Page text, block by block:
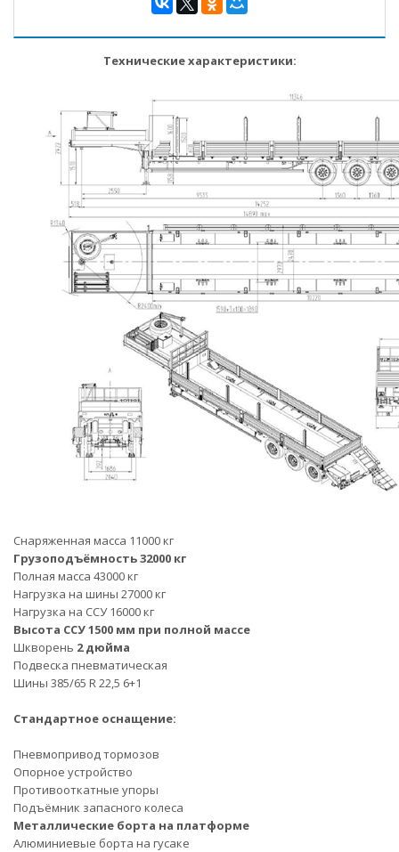
Технические характеристики:
Снаряженная масса 11000 кг
Грузоподъёмность 32000 кг
Полная масса 43000 кг
Нагрузка на шины 27000 кг
Нагрузка на ССУ 16000 кг
Высота ССУ 1500 мм при полной массе
Шкворень 2 дюйма
Подвеска пневматическая
Шины 385/65 R 22,5 6+1
Стандартное оснащение:
Пневмопривод тормозов
Опорное устройство
Противооткатные упоры
Подъёмник запасного колеса
Металлические борта на платформе
Алюминиевые борта на гусаке